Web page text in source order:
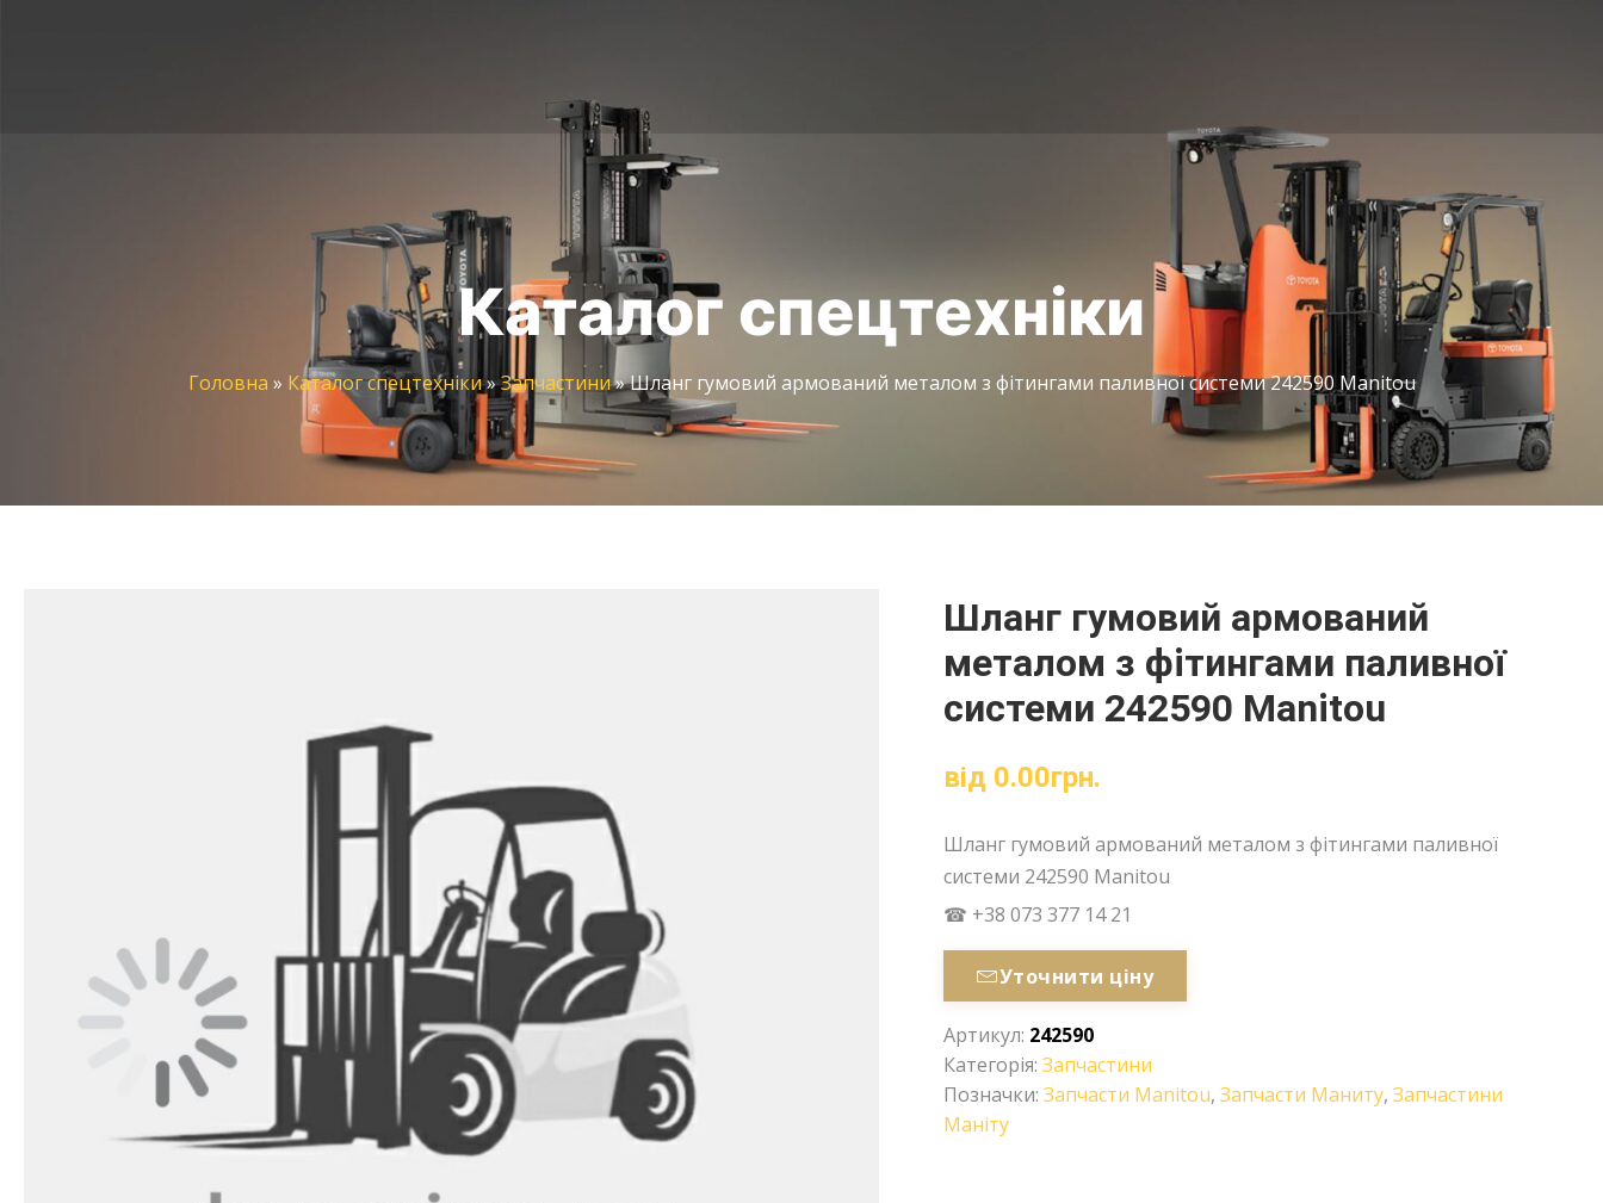
Каталог спецтехніки
Головна » Каталог спецтехніки »Запчастини»Шланг гумовий армований металом з фітингами паливної системи 242590 Manitou
Шланг гумовий армований
металом з фітингами паливної
системи 242590 Manitou
від 0.00грн.
Шланг гумовий армований металом з фітингами паливної
системи 242590 Manitou
☎ +38 073 377 14 21
Уточнити ціну
Артикул: 242590
Категорія:Запчастини
Позначки:Запчасти Manitou,Запчасти Маниту,Запчастини
Маніту